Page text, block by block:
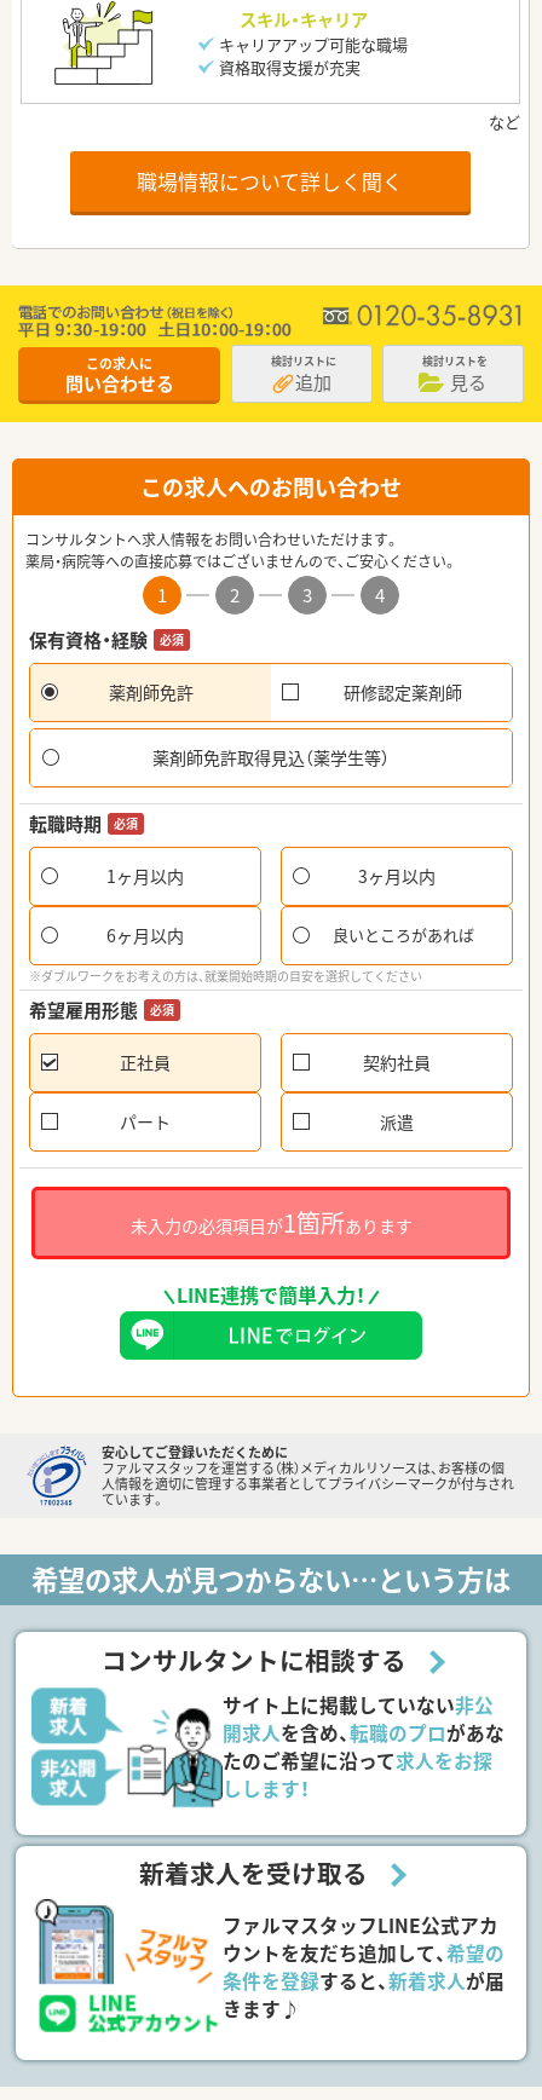
スキル・キャリア
キャリアアップ可能な職場
資格取得支援が充実
職場情報について詳しく聞く
この求人に
問い合わせる
検討リストに
追加
検討リストを
見る
この求人へのお問い合わせ
コンサルタントへ求人情報をお問い合わせいただけます。
薬局・病院等への直接応募ではございませんので、ご安心ください。
1 2 3
4
保有資格・経験
必須
薬剤師免許 研修認定薬剤師
薬剤師免許取得見込（薬学生等）
転職時期 必須
1ヶ月以内 3ヶ月以内
6ヶ月以内 良いところがあれば
※ダブルワークをお考えの方は、就業開始時期の目安を選択してください
希望雇用形態 必須
正社員 契約社員
パート 派遣
未入力の必須項目が1箇所あります
LINE連携で簡単入力！
安心してご登録いただくために
ファルマスタッフを運営する（株）メディカルリソースは、お客様の個
人情報を適切に管理する事業者としてプライバシーマークが付与され
ています。
希望の求人が見つからない…という方は
コンサルタントに相談する
サイト上に掲載していない非公
開求人を含め、転職のプロがあな
たのご希望に沿って求人をお探
しします！
新着求人を受け取る
ファルマスタッフLINE公式アカ
ウントを友だち追加して、希望の
条件を登録すると、新着求人が届
きます♪